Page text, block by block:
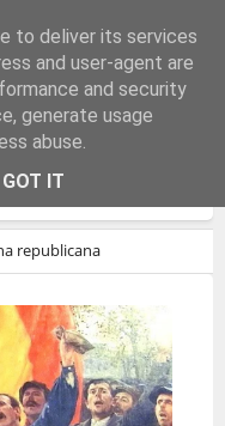
republicana
to deliver its services
and user-agent are
and security
generate usage
abuse.
GOT IT